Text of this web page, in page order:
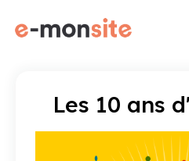
Les 10 ans